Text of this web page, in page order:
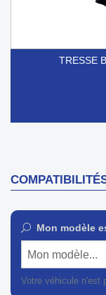
TRESSE
Mon modèle
Mon modèle...
Votre véhicule n'est